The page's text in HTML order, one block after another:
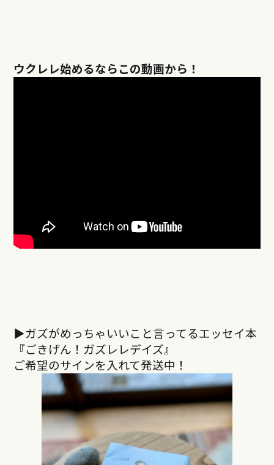
ウクレレ始めるならこの動画から！
▶︎ガズがめっちゃいいこと言ってるエッセイ本
『ごきげん！ガズレレデイズ』
ご希望のサインを入れて発送中！